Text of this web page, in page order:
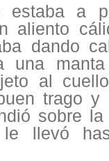
estaba a
aliento
dando
una
al
trago
sobre
le llevó